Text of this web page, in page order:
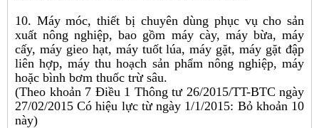
10. Máy móc, thiết bị chuyên dùng phục vụ cho sản
xuất nông nghiệp, bao gồm máy cày, máy bừa, máy
cấy, máy gieo hạt, máy tuốt lúa, máy gặt, máy gặt đập
liên hợp, máy thu hoạch sản phẩm nông nghiệp, máy
hoặc bình bơm thuốc trừ sâu.
(Theo khoản 7 Điều 1 Thông tư 26/2015/TT-BTC ngày
27/02/2015 Có hiệu lực từ ngày 1/1/2015: Bỏ khoản 10
này)